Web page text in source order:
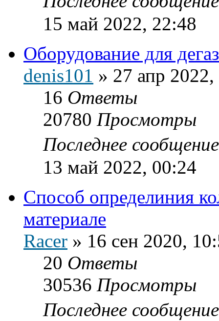
15 май 2022, 22:48
Оборудование для
denis101 » 27 апр
16 Ответы
20780 Просмотры
Последнее
13 май 2022, 00:24
Способ определиния
материале
Racer » 16 сен 2020,
20 Ответы
30536 Просмотры
Последнее